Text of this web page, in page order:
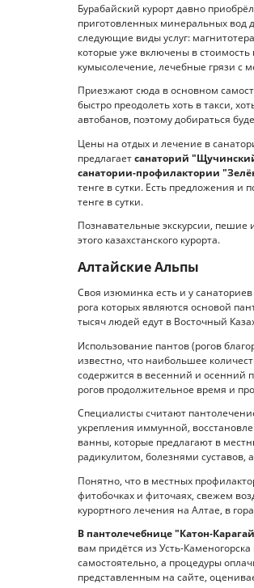
Бурабайский курорт давно
приготовленных минеральных вод
следующие виды услуг:
которые уже включены в
кумысолечение, лечебные грязи с
Приезжают сюда в основном
быстро преодолеть хоть в такси,
автобанов, поэтому добираться
Цены на отдых и лечение в
предлагаетсанаторий
санатории-профилактории
тенге в сутки. Есть предложения и
тенге в сутки.
Познавательные экскурсии, пешие
этого казахстанского курорта.
Алтайские Альпы
Своя изюминка есть и у
рога которых являются основой
тысяч людей едут в Восточный
Использование пантов (рогов
известно, что наибольшее
содержится в весенний и осенний
рогов продолжительное время и
Специалисты считают
укрепления иммунной,
ванны, которые предлагают в
радикулитом, болезнями суставов,
Понятно, что в местных
фитобочках и фиточаях, свежем
курортного лечения на Алтае, в
В пантолечебнице "Катон-
вам придётся из Усть-
самостоятельно, а процедуры
представленным на сайте,